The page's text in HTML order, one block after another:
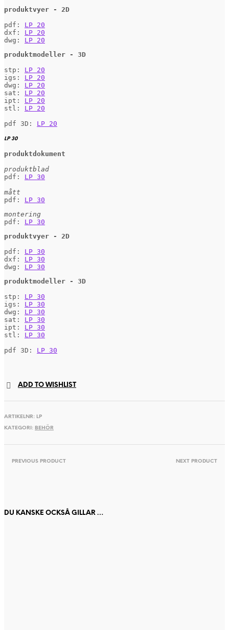
produktvyer - 2D
pdf: LP 20
dxf: LP 20
dwg: LP 20
produktmodeller - 3D
stp: LP 20
igs: LP 20
dwg: LP 20
sat: LP 20
ipt: LP 20
stl: LP 20
pdf 3D: LP 20
LP 30
produktdokument
produktblad
pdf: LP 30
mått
pdf: LP 30
montering
pdf: LP 30
produktvyer - 2D
pdf: LP 30
dxf: LP 30
dwg: LP 30
produktmodeller - 3D
stp: LP 30
igs: LP 30
dwg: LP 30
sat: LP 30
ipt: LP 30
stl: LP 30
pdf 3D: LP 30
ADD TO WISHLIST
ARTIKELNR: LP
KATEGORI: BEHÖR
PREVIOUS PRODUCT NEXT PRODUCT
DU KANSKE OCKSÅ GILLAR …